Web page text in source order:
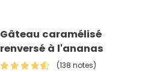
Gâteau caramélisé
renversé à l'ananas
(138 notes)